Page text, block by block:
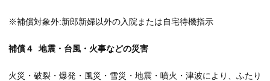
※補償対象外:新郎新婦以外の入院または自宅待機指示
補償４ 地震・台風・火事などの災害
火災・破裂・爆発・風災・雪災・地震・噴火・津波により、ふたり